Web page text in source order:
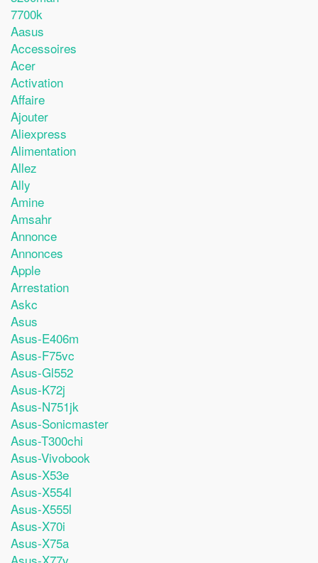
7700k
Aasus
Accessoires
Acer
Activation
Affaire
Ajouter
Aliexpress
Alimentation
Allez
Ally
Amine
Amsahr
Annonce
Annonces
Apple
Arrestation
Askc
Asus
Asus-E406m
Asus-F75vc
Asus-Gl552
Asus-K72j
Asus-N751jk
Asus-Sonicmaster
Asus-T300chi
Asus-Vivobook
Asus-X53e
Asus-X554l
Asus-X555l
Asus-X70i
Asus-X75a